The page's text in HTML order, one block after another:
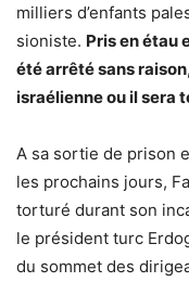
milliers d’enfants
sioniste. Pris en étau
été arrêté sans
israélienne ou il sera
A sa sortie de prison
les prochains jours,
torturé durant son
le président turc
du sommet des